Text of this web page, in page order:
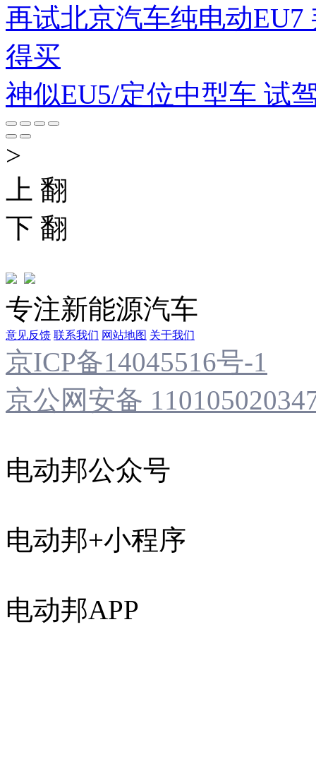
再试北京汽车纯电动
得买
神似EU5/定位中型车 试
>
上 翻
下 翻
专注新能源汽车
意见反馈 联系我们 网站地图 关于我们
京ICP备14045516号-1
京公网安备
电动邦公众号
电动邦+小程序
电动邦APP